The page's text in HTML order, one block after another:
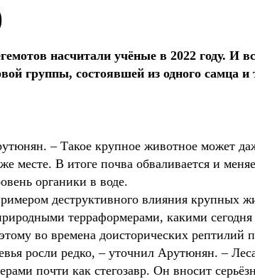
насчитали учёные в 2022 году. И
группы, состоявшей из одного самца и
– Такое крупное животное может
месте. В итоге почва обваливается и
органики в воде.
деструктивного влияния крупных
терраформерами, какими сегодня
во времена доисторических
росли редко, – уточнил Арутюнян. –
почти как стегозавр. Он вносит